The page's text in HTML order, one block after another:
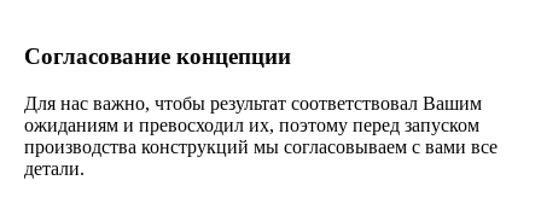
Согласование концепции
Для нас важно, чтобы результат соответствовал Вашим
ожиданиям и превосходил их, поэтому перед запуском
производства конструкций мы согласовываем с вами все
детали.